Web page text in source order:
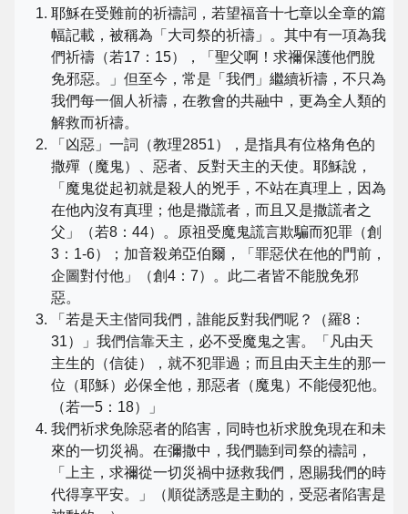
耶穌在受難前的祈禱詞，若望福音十七章以全章的篇
幅記載，被稱為「大司祭的祈禱」。其中有一項為我
們祈禱（若17：15），「聖父啊！求禰保護他們脫
免邪惡。」但至今，常是「我們」繼續祈禱，不只為
我們每一個人祈禱，在教會的共融中，更為全人類的
解救而祈禱。
「凶惡」一詞（教理2851），是指具有位格角色的
撒殫（魔鬼）、惡者、反對天主的天使。耶穌說，
「魔鬼從起初就是殺人的兇手，不站在真理上，因為
在他內沒有真理；他是撒謊者，而且又是撒謊者之
父」（若8：44）。原祖受魔鬼謊言欺騙而犯罪（創
3：1-6）；加音殺弟亞伯爾，「罪惡伏在他的門前，
企圖對付他」（創4：7）。此二者皆不能脫免邪
惡。
「若是天主偕同我們，誰能反對我們呢？（羅8：
31）」我們信靠天主，必不受魔鬼之害。「凡由天
主生的（信徒），就不犯罪過；而且由天主生的那一
位（耶穌）必保全他，那惡者（魔鬼）不能侵犯他。
（若一5：18）」
我們祈求免除惡者的陷害，同時也祈求脫免現在和未
來的一切災禍。在彌撒中，我們聽到司祭的禱詞，
「上主，求禰從一切災禍中拯救我們，恩賜我們的時
代得享平安。」（順從誘惑是主動的，受惡者陷害是